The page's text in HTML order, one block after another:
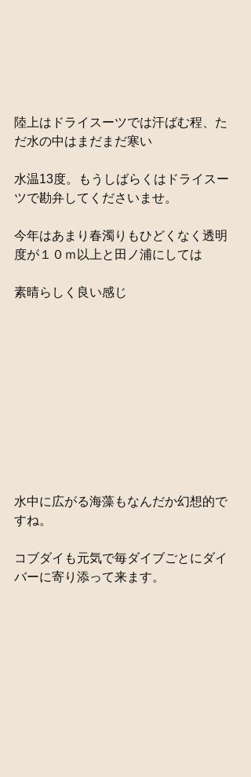
陸上はドライスーツでは汗ばむ程、た
だ水の中はまだまだ寒い
水温13度。もうしばらくはドライスー
ツで勘弁してくださいませ。
今年はあまり春濁りもひどくなく透明
度が１０ｍ以上と田ノ浦にしては
素晴らしく良い感じ
水中に広がる海藻もなんだか幻想的で
すね。
コブダイも元気で毎ダイブごとにダイ
バーに寄り添って来ます。